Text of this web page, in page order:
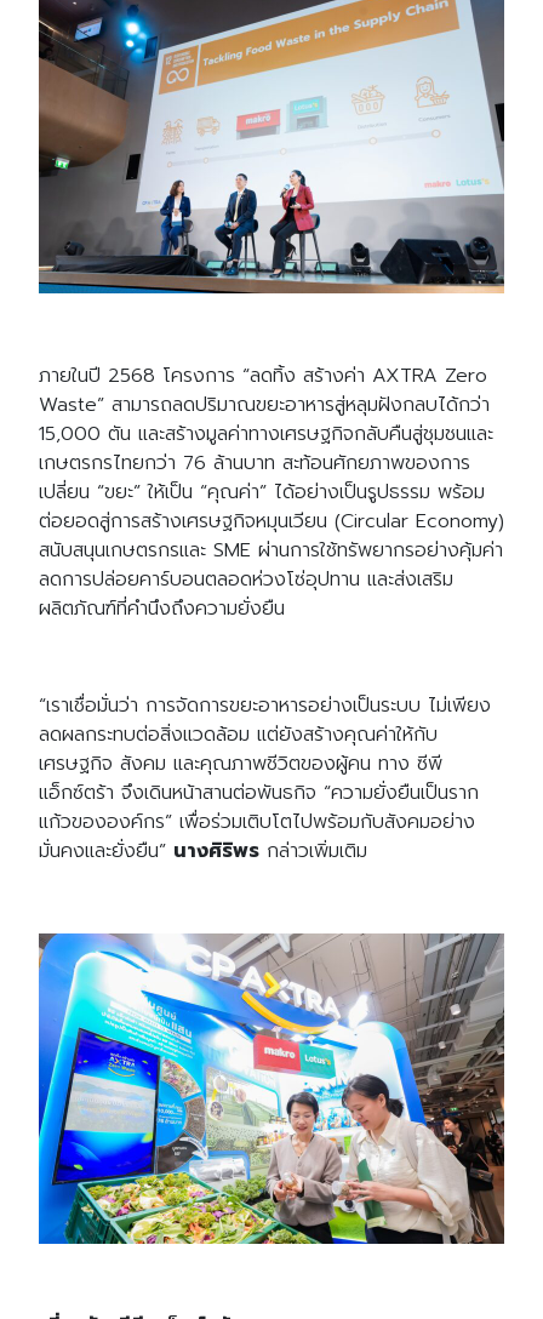
ภายในปี 2568 โครงการ “ลดทิ้ง สร้างค่า AXTRA Zero
Waste” สามารถลดปริมาณขยะอาหารสู่หลุมฝังกลบได้กว่า
15,000 ตัน และสร้างมูลค่าทางเศรษฐกิจกลับคืนสู่ชุมชนและ
เกษตรกรไทยกว่า 76 ล้านบาท สะท้อนศักยภาพของการ
เปลี่ยน “ขยะ”ให้เป็น “คุณค่า” ได้อย่างเป็นรูปธรรม พร้อม
ต่อยอดสู่การสร้างเศรษฐกิจหมุนเวียน (Circular Economy)
สนับสนุนเกษตรกรและ SME ผ่านการใช้ทรัพยากรอย่างคุ้มค่า
ลดการปล่อยคาร์บอนตลอดห่วงโซ่อุปทาน และส่งเสริม
ผลิตภัณฑ์ที่คำนึงถึงความยั่งยืน
“เราเชื่อมั่นว่า การจัดการขยะอาหารอย่างเป็นระบบ ไม่เพียง
ลดผลกระทบต่อสิ่งแวดล้อม แต่ยังสร้างคุณค่าให้กับ
เศรษฐกิจ สังคม และคุณภาพชีวิตของผู้คน ทาง ซีพี
แอ็กซ์ตร้า จึงเดินหน้าสานต่อพันธกิจ “ความยั่งยืนเป็นราก
แก้วขององค์กร” เพื่อร่วมเติบโตไปพร้อมกับสังคมอย่าง
มั่นคงและยั่งยืน” นางศิริพร กล่าวเพิ่มเติม